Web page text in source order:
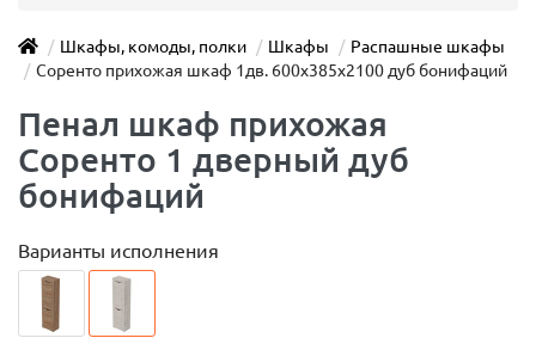
Шкафы, комоды, полки Шкафы
Распашные шкафы
Соренто прихожая шкаф 1дв. 600x385x2100 дуб бонифаций
Пенал шкаф прихожая
Соренто 1 дверный дуб
бонифаций
Варианты исполнения